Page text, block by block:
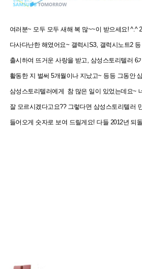
여러분~ 모두 모두 새해 복 많~~이 받으세요! ^.^
다사다난한 해였어요~ 갤럭시S3, 갤럭시노트2
출시하여 뜨거운 사랑을 받고, 삼성스토리텔러 6
활동한 지 벌써5개월이나 지났고~ 등등 그동안
삼성스토리텔러에게 참 많은 일이 있었는데요~
잘 모르시겠다고요?? 그렇다면 삼성스토리텔러
들어오게 숫자로 보여 드릴게요! 다들 2012년 되